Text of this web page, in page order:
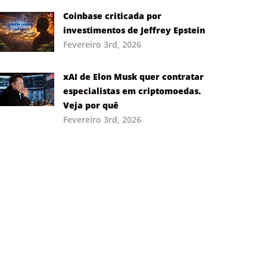
Coinbase criticada por
investimentos de Jeffrey Epstein
Fevereiro 3rd, 2026
xAI de Elon Musk quer contratar
especialistas em criptomoedas.
Veja por quê
Fevereiro 3rd, 2026